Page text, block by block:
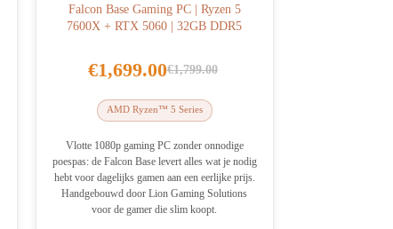
Falcon Base Gaming PC | Ryzen 5
7600X + RTX 5060 | 32GB DDR5
€1,799.00
Oorspronkelijke
prijs
was:
€1,799.00.
€1,699.00Huidige
prijs
is:
€1,699.00.
AMD Ryzen™ 5 Series
Vlotte 1080p gaming PC zonder onnodige
poespas: de Falcon Base levert alles wat je nodig
hebt voor dagelijks gamen aan een eerlijke prijs.
Handgebouwd door Lion Gaming Solutions
voor de gamer die slim koopt.